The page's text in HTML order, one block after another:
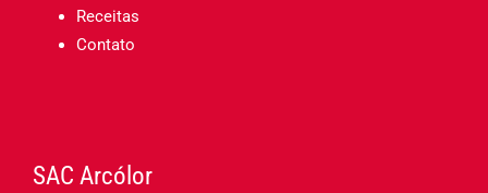
Receitas
Contato
SAC Arcólor